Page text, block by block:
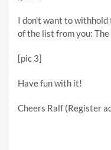
I don't want to withhold
of the list from you:
[pic 3]
Have fun with it!
Cheers Ralf (Register